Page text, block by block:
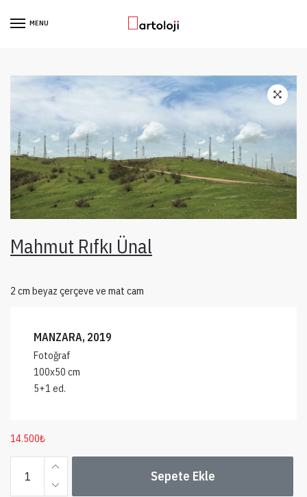
MENU
Mahmut Rıfkı Ünal
2 cm beyaz çerçeve ve mat cam
MANZARA, 2019
Fotoğraf
100x50 cm
5+1 ed.
14.500₺
adet
Sepete Ekle